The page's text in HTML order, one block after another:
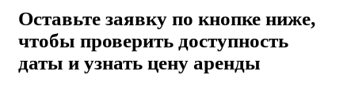
Оставьте заявку по кнопке ниже,
чтобы проверить доступность
даты и узнать цену аренды